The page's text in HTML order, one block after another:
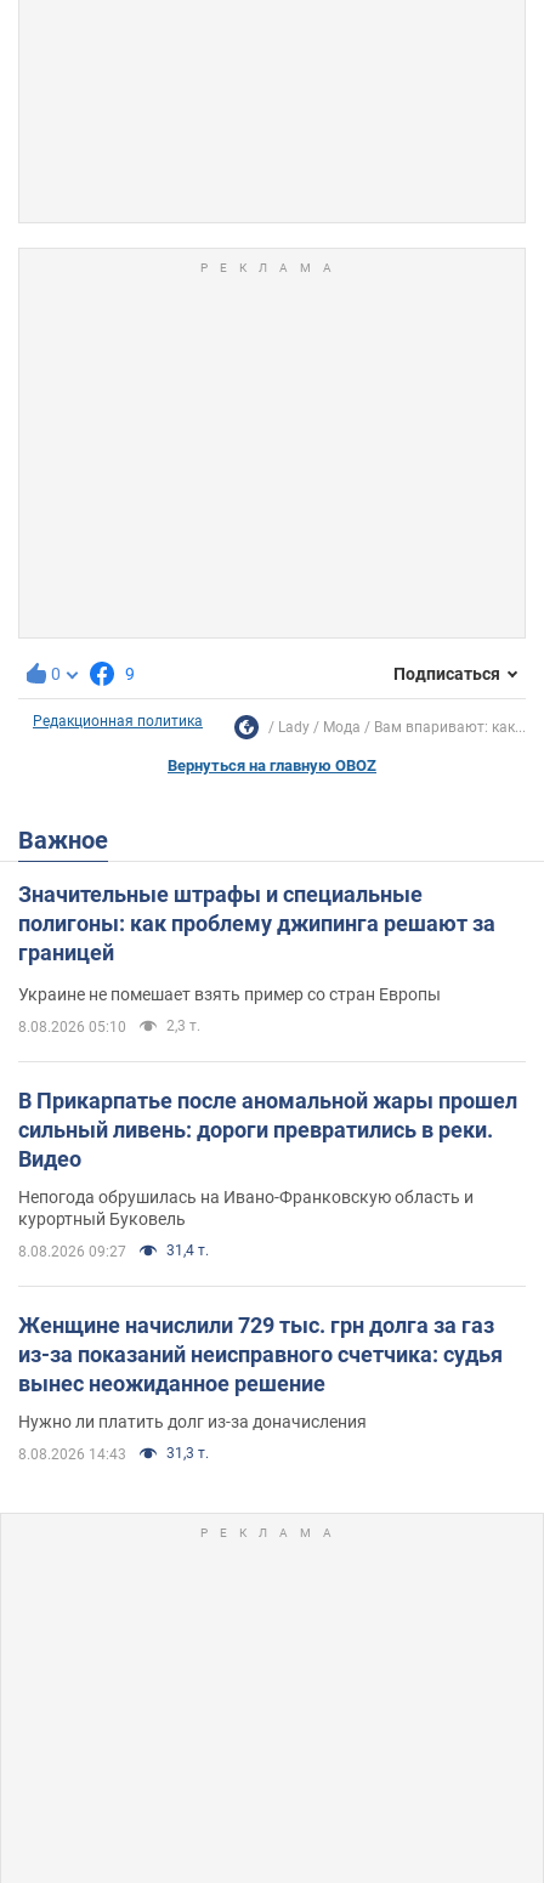
0 9 Подписаться
Редакционная политика Lady Мода Вам впаривают: как...
Вернуться на главную OBOZ
Важное
Значительные штрафы и специальные
полигоны: как проблему джипинга решают за
границей
Украине не помешает взять пример со стран Европы
8.08.2026 05:10 2,3 т.
В Прикарпатье после аномальной жары прошел
сильный ливень: дороги превратились в реки.
Видео
Непогода обрушилась на Ивано-Франковскую область и
курортный Буковель
8.08.2026 09:27 31,4 т.
Женщине начислили 729 тыс. грн долга за газ
из-за показаний неисправного счетчика: судья
вынес неожиданное решение
Нужно ли платить долг из-за доначисления
8.08.2026 14:43 31,3 т.